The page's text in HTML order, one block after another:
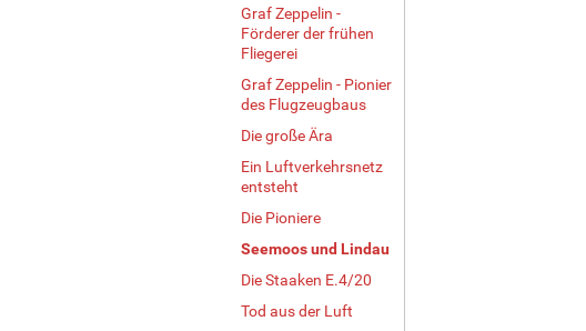
Graf Zeppelin -
Förderer der frühen
Fliegerei
Graf Zeppelin - Pionier
des Flugzeugbaus
Die große Ära
Ein Luftverkehrsnetz
entsteht
Die Pioniere
Seemoos und Lindau
Die Staaken E.4/20
Tod aus der Luft